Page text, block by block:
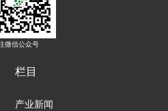
微信公众号
栏目
产业新闻